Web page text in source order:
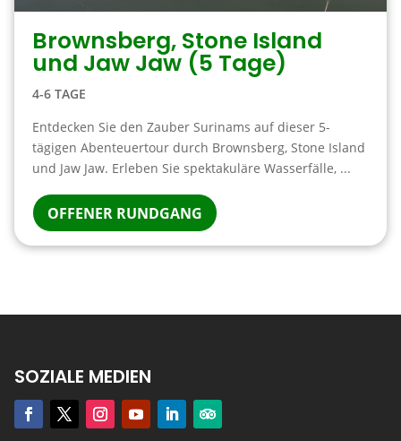
Brownsberg, Stone Island
und Jaw Jaw (5 Tage)
4-6 TAGE
Entdecken Sie den Zauber Surinams auf dieser 5-
tägigen Abenteuertour durch Brownsberg, Stone Island
und Jaw Jaw. Erleben Sie spektakuläre Wasserfälle, ...
OFFENER RUNDGANG
SOZIALE MEDIEN